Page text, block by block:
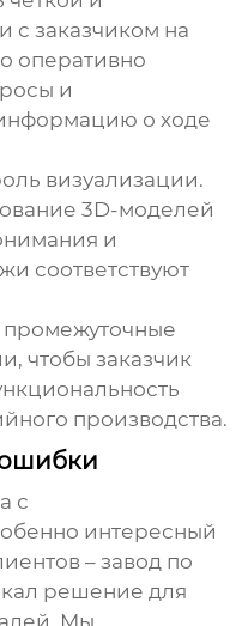
с заказчиком на
оперативно
и
информацию о ходе
визуализации.
3D-моделей
и
соответствуют
промежуточные
чтобы заказчик
производства.
с
интересный
– завод по
решение для